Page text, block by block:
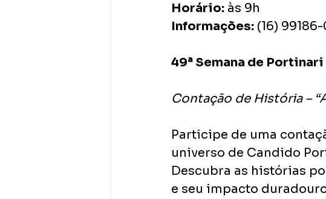
Horário: às 9h
Informações: (16)
49ª Semana de
Contação de História –
Participe de uma
universo de Candido
Descubra as histórias
e seu impacto